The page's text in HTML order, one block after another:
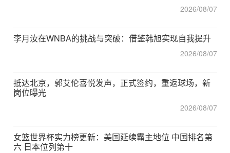
2026/08/07
李月汝在WNBA的挑战与突破：借鉴韩旭实现自我提升
2026/08/07
抵达北京，郭艾伦喜悦发声，正式签约，重返球场，新
岗位曝光
2026/08/07
女篮世界杯实力榜更新：美国延续霸主地位 中国排名第
六 日本位列第十